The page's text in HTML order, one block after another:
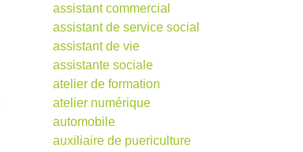
assistant commercial
assistant de service social
assistant de vie
assistante sociale
atelier de formation
atelier numérique
automobile
auxiliaire de puericulture